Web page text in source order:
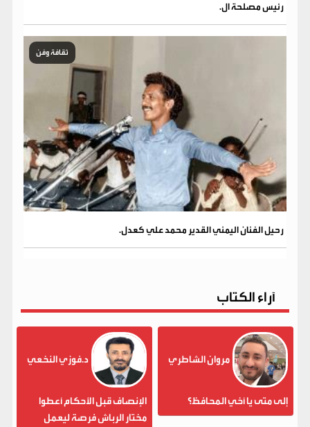
رئيس مصلحة ال.
ثقافة وفن
رحيل الفنان اليمني القدير محمد علي كعدل.
آراء الكتاب
مروان الشاطري
إلى متى يا أخي المحافظ؟
د.فوزي النخعي
الإنصاف قبل الأحكام أعطوا
مختار الرباش فرصة ليعمل